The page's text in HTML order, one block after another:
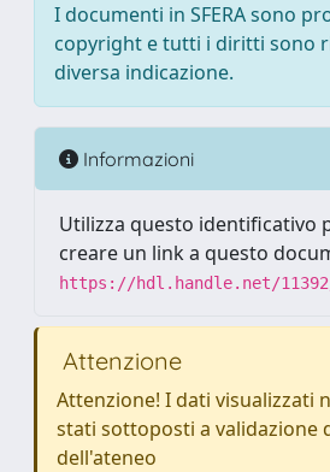
I documenti in SFERA sono
copyright e tutti i diritti sono
diversa indicazione.
Informazioni
Utilizza questo identificativo
creare un link a questo
https://hdl.handle.net/11392/
Attenzione
Attenzione! I dati visualizzati
stati sottoposti a validazione
dell'ateneo